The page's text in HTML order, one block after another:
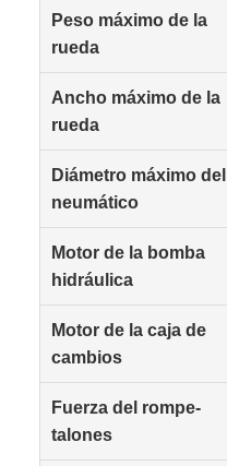
Peso máximo de la
rueda
Ancho máximo de la
rueda
Diámetro máximo del
neumático
Motor de la bomba
hidráulica
Motor de la caja de
cambios
Fuerza del rompe-
talones